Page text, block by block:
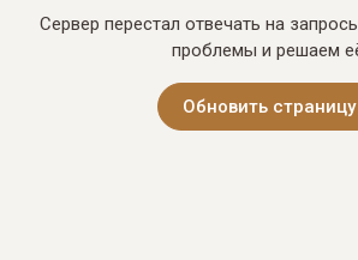
Сервер перестал отвечать на
проблемы и решаем
Обновить страницу